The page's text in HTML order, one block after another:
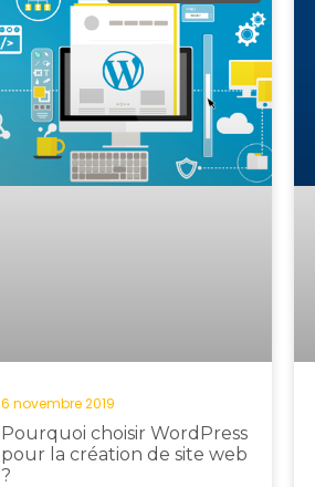
Pourquoi choisir WordPress
pour la création de site web
?
6 novembre 2019